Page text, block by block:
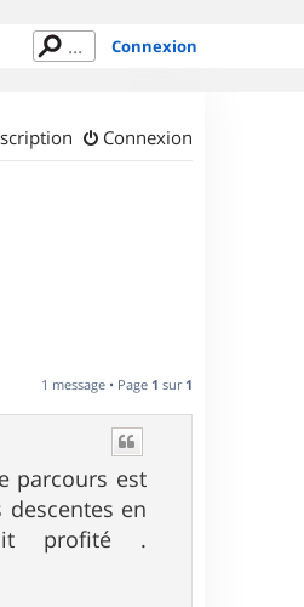
Connexion
Connexion
1 message • Page 1 sur 1
parcours est
en
profité .